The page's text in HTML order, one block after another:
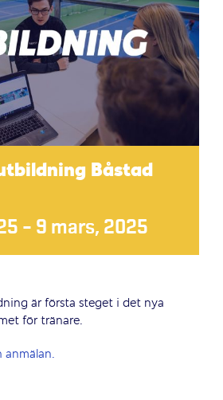
Båstad
– 9 mars, 2025
är första steget i det nya
för tränare.